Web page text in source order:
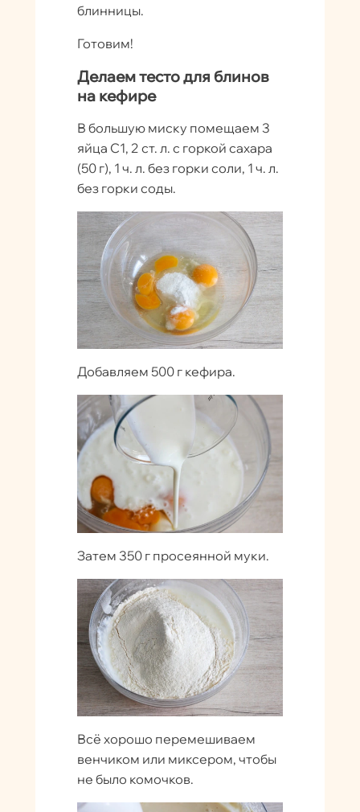
блинницы.
Готовим!
Делаем тесто для блинов
на кефире
В большую миску помещаем 3
яйца C1, 2 ст. л. с горкой сахара
(50 г), 1 ч. л. без горки соли, 1 ч. л.
без горки соды.
Добавляем 500 г кефира.
Затем 350 г просеянной муки.
Всё хорошо перемешиваем
венчиком или миксером, чтобы
не было комочков.